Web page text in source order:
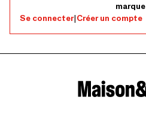
marque
Se connecter|Créer un compte